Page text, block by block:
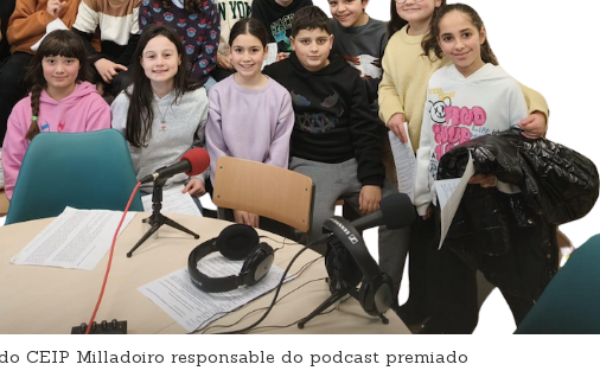
CEIP Milladoiro responsable do podcast premiado